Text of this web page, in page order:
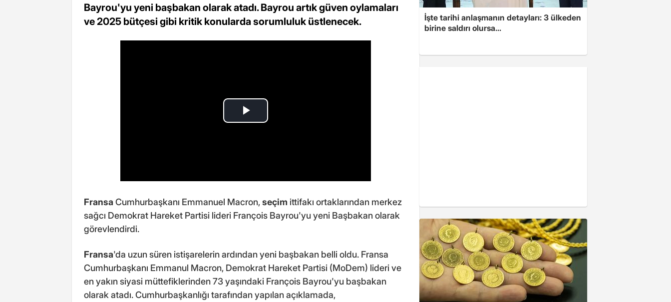
Bayrou'yu yeni başbakan olarak atadı. Bayrou artık güven oylamaları
ve 2025 bütçesi gibi kritik konularda sorumluluk üstlenecek.
Fransa Cumhurbaşkanı Emmanuel Macron,seçim ittifakı ortaklarından merkez
sağcı Demokrat Hareket Partisi lideri François Bayrou'yu yeni Başbakan olarak
görevlendirdi.
Fransa'da uzun süren istişarelerin ardından yeni başbakan belli oldu. Fransa
Cumhurbaşkanı Emmanul Macron, Demokrat Hareket Partisi (MoDem) lideri ve
en yakın siyasi müttefiklerinden 73 yaşındaki François Bayrou'yu başbakan
olarak atadı. Cumhurbaşkanlığı tarafından yapılan açıklamada,
İşte tarihi anlaşmanın detayları: 3 ülkeden
birine saldırı olursa...